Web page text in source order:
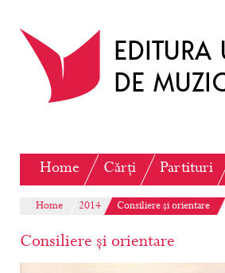
Home Cărți Partituri
Home 2014 Consiliere și orientare
Consiliere și orientare